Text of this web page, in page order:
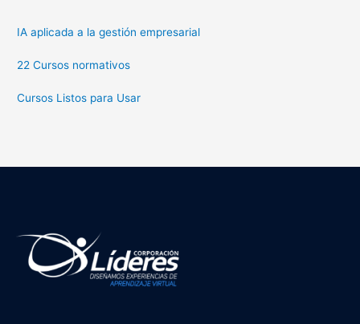
IA aplicada a la gestión empresarial
22 Cursos normativos
Cursos Listos para Usar